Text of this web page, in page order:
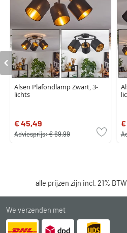
Alsen Plafondlamp Zwart, 3-
lichts
€ 45,49
Adviesprijs:€ 69,99
€
alle prijzen zijn incl. 21%
We verzenden met